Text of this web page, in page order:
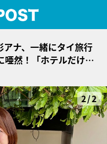
ナ、一緒にタイ旅行
唖然！「ホテルだけで
2/2